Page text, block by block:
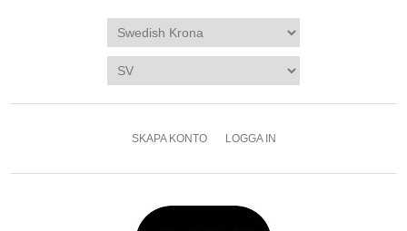
SKAPA KONTO LOGGA IN